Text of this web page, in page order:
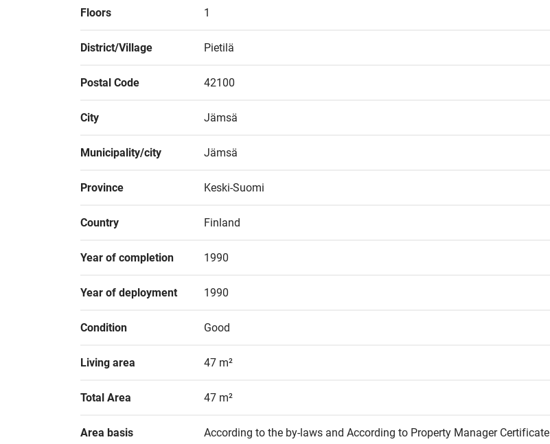
Floors 1
District/Village Pietilä
Postal Code 42100
City Jämsä
Municipality/city Jämsä
Province Keski-Suomi
Country Finland
Year of completion 1990
Year of deployment 1990
Condition Good
Living area 47 m²
Total Area 47 m²
Area basis According to the by-laws and According to Property Manager Certificate